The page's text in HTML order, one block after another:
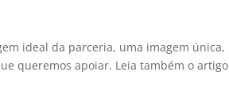
ideal da parceria, uma imagem única,
queremos apoiar. Leia também o artigo